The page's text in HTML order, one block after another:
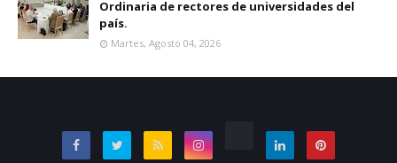
Ordinaria de rectores de universidades del
país.
Martes, Agosto 04, 2026